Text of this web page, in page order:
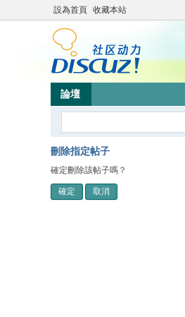
設為首頁 收藏本站
論壇
刪除指定帖子
確定刪除該帖子嗎？
確定 取消